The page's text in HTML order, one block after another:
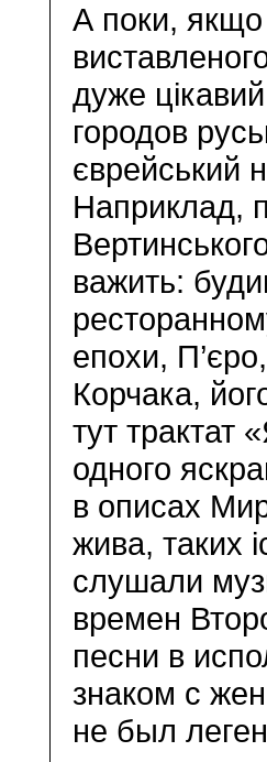
А поки, якщо
дуже
городов
єврейський
Наприклад,
важить:
епохи,
Корчака,
тут трактат
одного
в описах
жива, таких
слушали
времен
песни в
знаком с
не был